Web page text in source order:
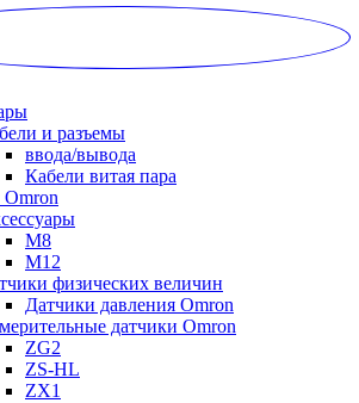
и разъемы
ввода/вывода
Кабели витая пара
M8
M12
физических величин
Датчики давления Omron
датчики Omron
ZG2
ZS-HL
ZX1